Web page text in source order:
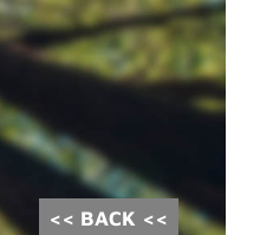
<< BACK <<